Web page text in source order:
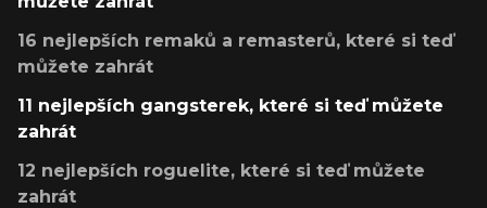
16 nejlepších remaků a remasterů, které si teď
můžete zahrát
11 nejlepších gangsterek, které si teď můžete
zahrát
12 nejlepších roguelite, které si teď můžete
zahrát